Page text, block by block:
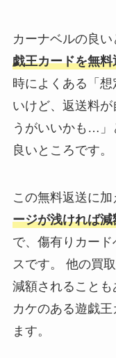
カーナベルの良い
戯王カードを無
時によくある「
いけど、返送料
うがいいかも…」
良いところです。
この無料返送に加
ージが浅ければ
で、傷有りカー
スです。 他の買
減額されること
カケのある遊戯
ます。